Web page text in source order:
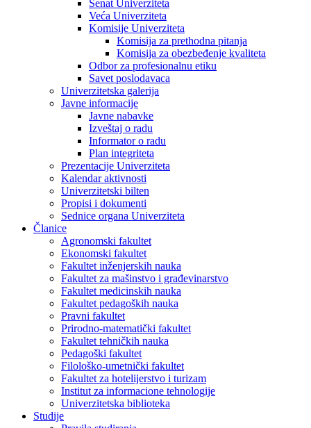
Senat Univerziteta
Veća Univerziteta
Komisije Univerziteta
Komisija za prethodna pitanja
Komisija za obezbeđenje kvaliteta
Odbor za profesionalnu etiku
Savet poslodavaca
Univerzitetska galerija
Javne informacije
Javne nabavke
Izveštaj o radu
Informator o radu
Plan integriteta
Prezentacije Univerziteta
Kalendar aktivnosti
Univerzitetski bilten
Propisi i dokumenti
Sednice organa Univerziteta
Članice
Agronomski fakultet
Ekonomski fakultet
Fakultet inženjerskih nauka
Fakultet za mašinstvo i građevinarstvo
Fakultet medicinskih nauka
Fakultet pedagoških nauka
Pravni fakultet
Prirodno-matematički fakultet
Fakultet tehničkih nauka
Pedagoški fakultet
Filološko-umetnički fakultet
Fakultet za hotelijerstvo i turizam
Institut za informacione tehnologije
Univerzitetska biblioteka
Studije